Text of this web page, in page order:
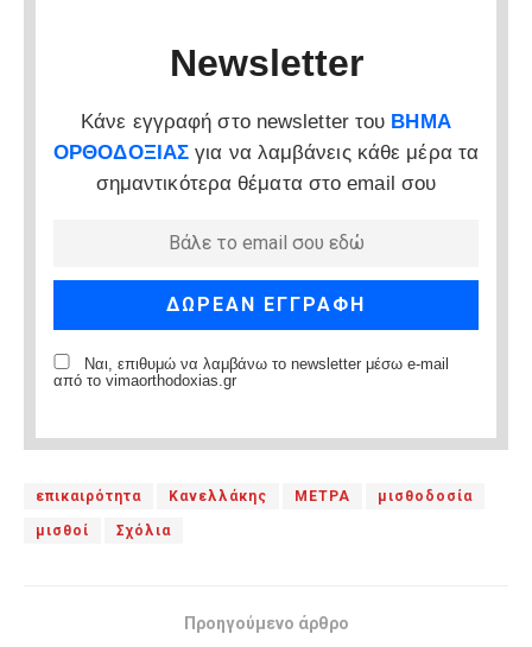
Newsletter
Κάνε εγγραφή στο newsletter του ΒΗΜΑ
ΟΡΘΟΔΟΞΙΑΣ για να λαμβάνεις κάθε μέρα τα
σημαντικότερα θέματα στο email σου
Ναι, επιθυμώ να λαμβάνω το newsletter μέσω e-mail
από το vimaorthodoxias.gr
επικαιρότητα Κανελλάκης ΜΕΤΡΑ μισθοδοσία
μισθοί Σχόλια
Προηγούμενο άρθρο